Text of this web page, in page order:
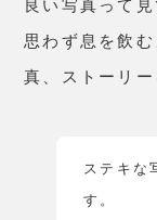
良い写真って
思わず息を飲
真、ストーリ
ステキな
す。